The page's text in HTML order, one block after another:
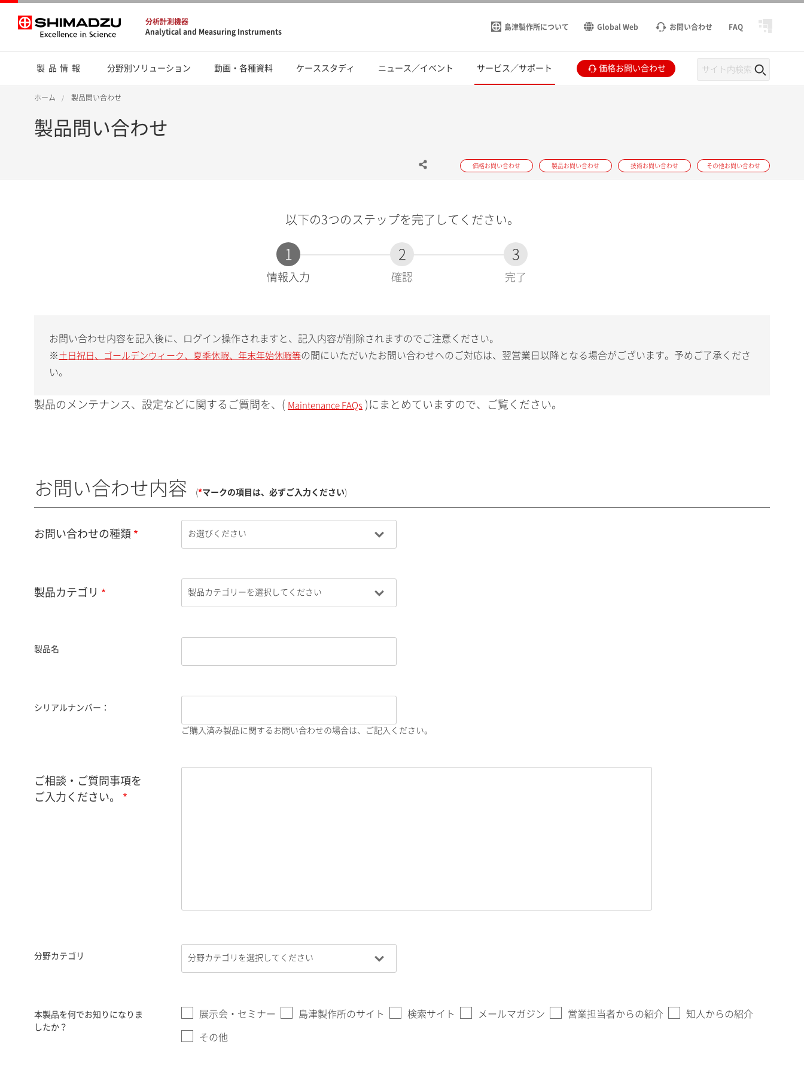
分析計測機器
Analytical and Measuring Instruments
島津製作所について Global Web お問い合わせ FAQ
製品情報 分野別ソリューション 動画・各種資料 ケーススタディ ニュース／イベント サービス／サポート 価格お問い合わせ
ホーム 製品問い合わせ
製品問い合わせ
価格お問い合わせ 製品お問い合わせ 技術お問い合わせ その他お問い合わせ
以下の3つのステップを完了してください。
1
現
情報入力
2
確認
3
完了
お問い合わせ内容を記入後に、ログイン操作されますと、記入内容が削除されますのでご注意ください。
※ 土日祝日、ゴールデンウィーク、夏季休暇、年末年始休暇等の間にいただいたお問い合わせへのご対応は、翌営業日以降となる場合がございます。予めご了承くださ
い。
製品のメンテナンス、設定などに関するご質問を、( Maintenance FAQs )にまとめていますので、ご覧ください。
お問い合わせ内容 (*マークの項目は、必ずご入力ください)
お問い合わせの種類
製品カテゴリ
製品名
シリアルナンバー：
ご購入済み製品に関するお問い合わせの場合は、ご記入ください。
ご相談・ご質問事項を
ご入力ください。
分野カテゴリ
本製品を何でお知りになりま
したか？
展示会・セミナー 島津製作所のサイト 検索サイト メールマガジン 営業担当者からの紹介 知人からの紹介
その他